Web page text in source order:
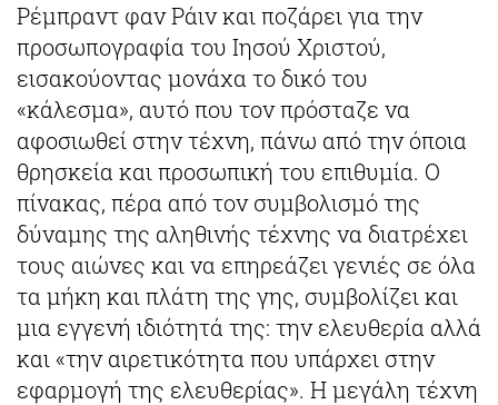
Ρέμπραντ φαν Ράιν και ποζάρει για την
προσωπογραφία του Ιησού Χριστού,
εισακούοντας μονάχα το δικό του
«κάλεσμα», αυτό που τον πρόσταζε να
αφοσιωθεί στην τέχνη, πάνω από την όποια
θρησκεία και προσωπική του επιθυμία. Ο
πίνακας, πέρα από τον συμβολισμό της
δύναμης της αληθινής τέχνης να διατρέχει
τους αιώνες και να επηρεάζει γενιές σε όλα
τα μήκη και πλάτη της γης, συμβολίζει και
μια εγγενή ιδιότητά της: την ελευθερία αλλά
και «την αιρετικότητα που υπάρχει στην
εφαρμογή της ελευθερίας». Η μεγάλη τέχνη